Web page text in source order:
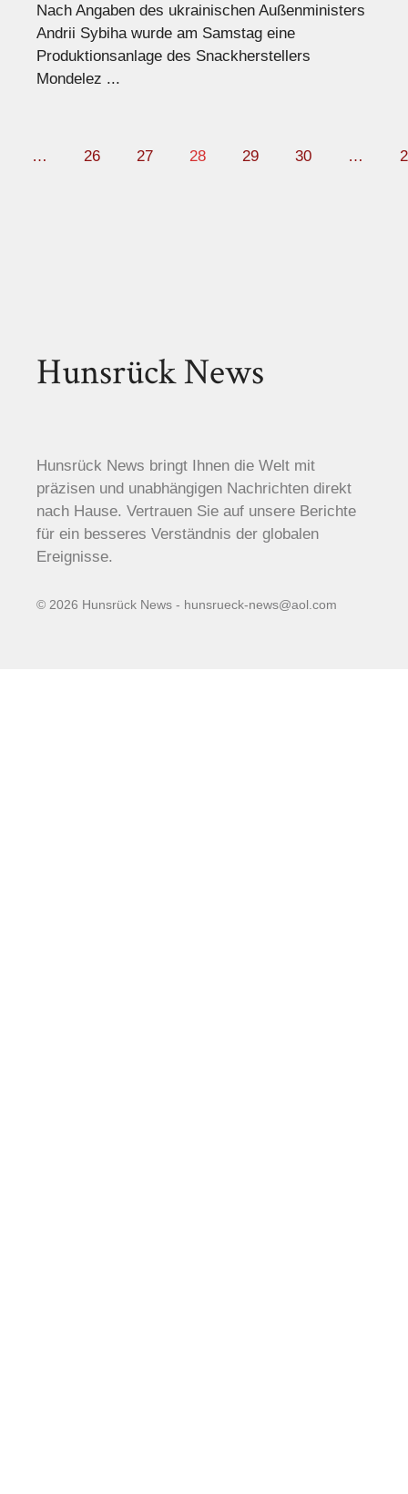
Nach Angaben des ukrainischen Außenministers
Andrii Sybiha wurde am Samstag eine
Produktionsanlage des Snackherstellers
Mondelez ...
… 26 27 28 29 30 …
Hunsrück News
Hunsrück News bringt Ihnen die Welt mit
präzisen und unabhängigen Nachrichten direkt
nach Hause. Vertrauen Sie auf unsere Berichte
für ein besseres Verständnis der globalen
Ereignisse.
© 2026 Hunsrück News - hunsrueck-news@aol.com